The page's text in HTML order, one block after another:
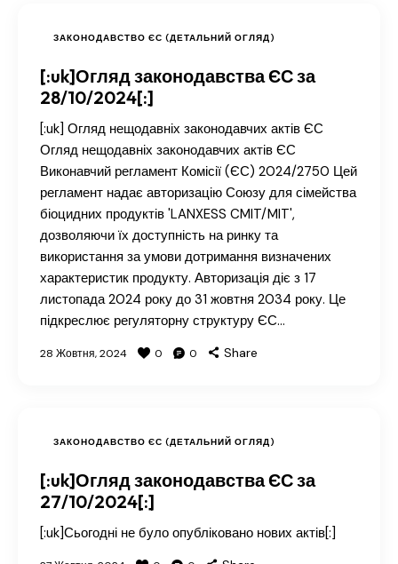
ЗАКОНОДАВСТВО ЄС (ДЕТАЛЬНИЙ ОГЛЯД)
[:uk]Огляд законодавства ЄС за
28/10/2024[:]
[:uk] Огляд нещодавніх законодавчих актів ЄС
Огляд нещодавніх законодавчих актів ЄС
Виконавчий регламент Комісії (ЄС) 2024/2750 Цей
регламент надає авторизацію Союзу для сімейства
біоцидних продуктів 'LANXESS CMIT/MIT',
дозволяючи їх доступність на ринку та
використання за умови дотримання визначених
характеристик продукту. Авторизація діє з 17
листопада 2024 року до 31 жовтня 2034 року. Це
підкреслює регуляторну структуру ЄС…
28 Жовтня, 2024 0 0 Share
ЗАКОНОДАВСТВО ЄС (ДЕТАЛЬНИЙ ОГЛЯД)
[:uk]Огляд законодавства ЄС за
27/10/2024[:]
[:uk]Сьогодні не було опубліковано нових актів[:]